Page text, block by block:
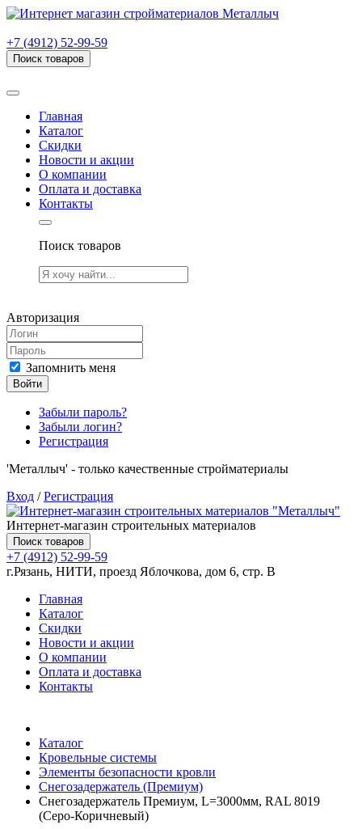
+7 (4912) 52-99-59
Поиск товаров
Главная
Каталог
Скидки
Новости и акции
О компании
Оплата и доставка
Контакты
Поиск товаров
Авторизация
Запомнить меня
Войти
Забыли пароль?
Забыли логин?
Регистрация
'Металлыч' - только качественные стройматериалы
Вход /Регистрация
Интернет-магазин строительных материалов
Поиск товаров
+7 (4912) 52-99-59
г.Рязань, НИТИ, проезд Яблочкова, дом 6, стр. В
Главная
Каталог
Скидки
Новости и акции
О компании
Оплата и доставка
Контакты
Каталог
Кровельные системы
Элементы безопасности кровли
Снегозадержатель (Премиум)
Снегозадержатель Премиум, L=3000мм, RAL 8019
(Серо-Коричневый)